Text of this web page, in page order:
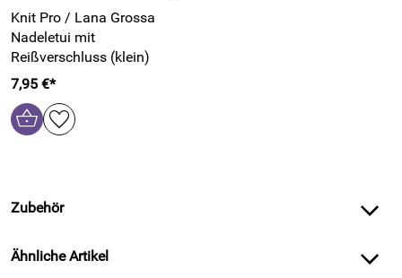
Knit Pro / Lana Grossa
Nadeletui mit
Reißverschluss (klein)
7,95 €*
Zubehör
Ähnliche Artikel